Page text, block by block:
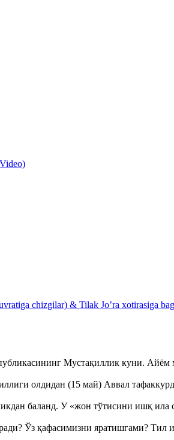
chizgilar) & Tilak Jo’ra xotirasiga
Мустақиллик куни.
олдидан (15 май) Аввал
баланд. У «жон тўтисини ишқ ила
Ўз қафасимизни яратишгами?